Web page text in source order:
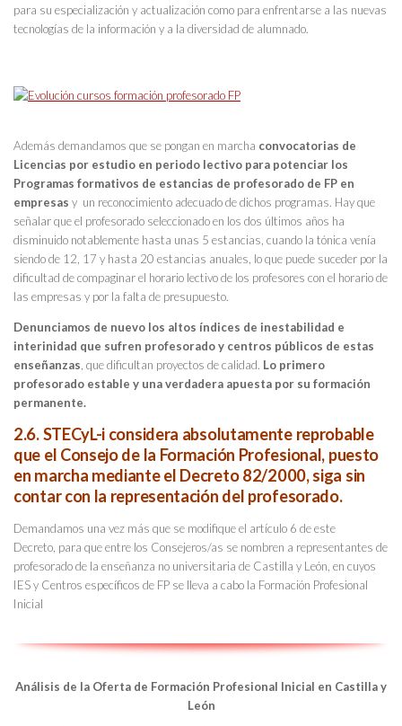
para su especialización y actualización como para enfrentarse a las nuevas
tecnologías de la información y a la diversidad de alumnado.
Además demandamos que se pongan en marcha convocatorias de
Licencias por estudio en periodo lectivo para potenciar los
Programas formativos de estancias de profesorado de FP en
empresas y un reconocimiento adecuado de dichos programas. Hay que
señalar que el profesorado seleccionado en los dos últimos años ha
disminuido notablemente hasta unas 5 estancias, cuando la tónica venía
siendo de 12, 17 y hasta 20 estancias anuales, lo que puede suceder por la
dificultad de compaginar el horario lectivo de los profesores con el horario de
las empresas y por la falta de presupuesto.
Denunciamos de nuevo los altos índices de inestabilidad e
interinidad que sufren profesorado y centros públicos de estas
enseñanzas , que dificultan proyectos de calidad. Lo primero
profesorado estable y una verdadera apuesta por su formación
permanente.
2.6. STECyL-i considera absolutamente reprobable
que el Consejo de la Formación Profesional, puesto
en marcha mediante el Decreto 82/2000, siga sin
contar con la representación del profesorado.
Demandamos una vez más que se modifique el artículo 6 de este
Decreto, para que entre los Consejeros/as se nombren a representantes de
profesorado de la enseñanza no universitaria de Castilla y León, en cuyos
IES y Centros específicos de FP se lleva a cabo la Formación Profesional
Inicial
Análisis de la Oferta de Formación Profesional Inicial en Castilla y
León